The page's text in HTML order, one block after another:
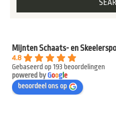
Mijnten Schaats- en
4.8
Gebaseerd op 193 beoordelingen
powered byGoogle
beoordeel ons op